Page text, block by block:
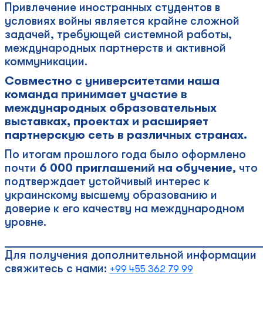
Привлечение иностранных студентов в
условиях войны является крайне сложной
задачей, требующей системной работы,
международных партнерств и активной
коммуникации.
Совместно с университетами наша
команда принимает участие в
международных образовательных
выставках, проектах и расширяет
партнерскую сеть в различных странах.
По итогам прошлого года было оформлено
почти 6 000 приглашений на обучение, что
подтверждает устойчивый интерес к
украинскому высшему образованию и
доверие к его качеству на международном
уровне.
Для получения дополнительной информации
свяжитесь с нами: +99 455 362 79 99